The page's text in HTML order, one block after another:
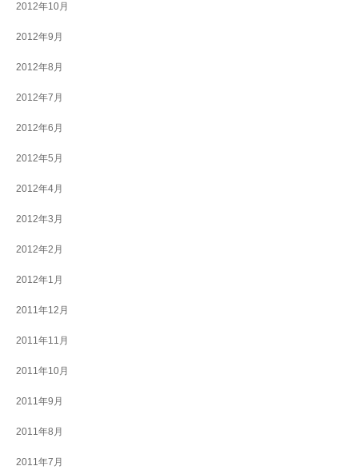
2012年10月
2012年9月
2012年8月
2012年7月
2012年6月
2012年5月
2012年4月
2012年3月
2012年2月
2012年1月
2011年12月
2011年11月
2011年10月
2011年9月
2011年8月
2011年7月